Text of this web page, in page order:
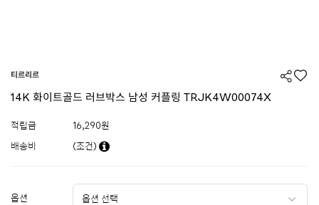
티르리르
14K 화이트골드 러브박스 남성 커플링 TRJK4W00074X
적립금 16,290원
배송비 (조건)
옵션